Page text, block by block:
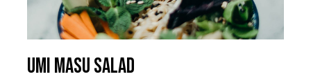
UMI MASU SALAD